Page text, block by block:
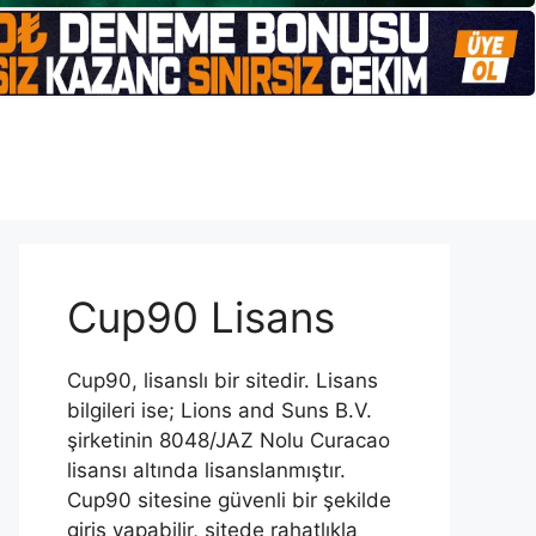
Cup90 Lisans
Cup90, lisanslı bir sitedir. Lisans
bilgileri ise; Lions and Suns B.V.
şirketinin 8048/JAZ Nolu Curacao
lisansı altında lisanslanmıştır.
Cup90 sitesine güvenli bir şekilde
giriş yapabilir, sitede rahatlıkla